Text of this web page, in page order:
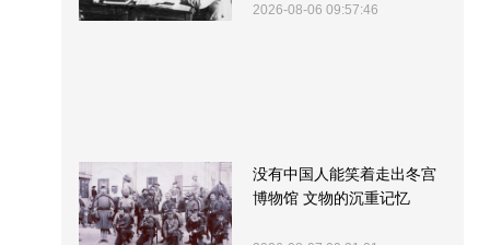
2026-08-06 09:57:46
没有中国人能笑着走出冬宫
博物馆 文物的沉重记忆